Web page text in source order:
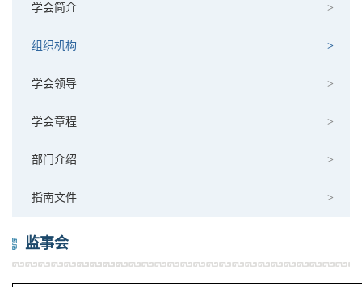
学会简介
组织机构
学会领导
学会章程
部门介绍
指南文件
监事会